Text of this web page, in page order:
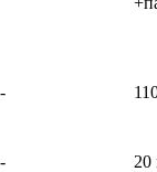
-
-